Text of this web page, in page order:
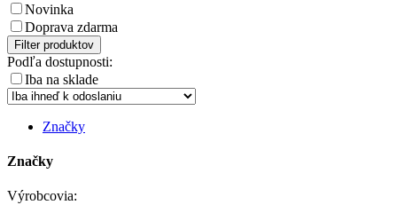
Novinka
Doprava zdarma
Filter produktov
Podľa dostupnosti:
Iba na sklade
Značky
Značky
Výrobcovia: